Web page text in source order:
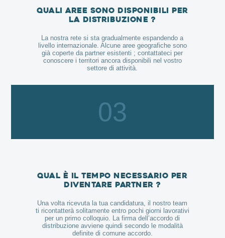
Quali aree sono disponibili per
la distribuzione ?
La nostra rete si sta gradualmente espandendo a
livello internazionale. Alcune aree geografiche sono
già coperte da partner esistenti ; contattateci per
conoscere i territori ancora disponibili nel vostro
settore di attività.
03
Qual è il tempo necessario per
diventare partner ?
Una volta ricevuta la tua candidatura, il nostro team
ti ricontatterà solitamente entro pochi giorni lavorativi
per un primo colloquio. La firma dell’accordo di
distribuzione avviene quindi secondo le modalità
definite di comune accordo.